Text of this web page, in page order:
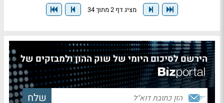
מציג דף 2 מתוך 34
הירשם לסיכום היומי של שוק ההון ולמבזקים של